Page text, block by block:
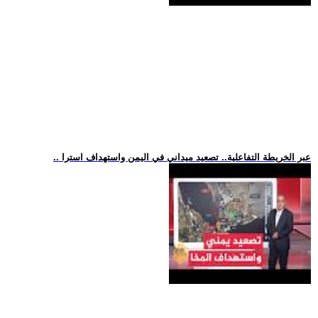
.. عبر الخريطة التفاعلية.. تصعيد ميداني في اليمن واستهداف استرا